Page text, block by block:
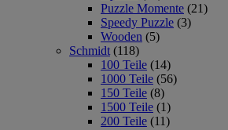
Puzzle Momente (21)
Speedy Puzzle (3)
Wooden (5)
Schmidt (118)
100 Teile (14)
1000 Teile (56)
150 Teile (8)
1500 Teile (1)
200 Teile (11)